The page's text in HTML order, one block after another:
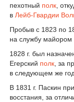
пехотный полк ,
в Лейб-Гвардии
Пробыв с 1823 по
на службу майором
1828 г. был
Егерский полк , за
в следующем же
В 1831 г. Паскин
восстания, за